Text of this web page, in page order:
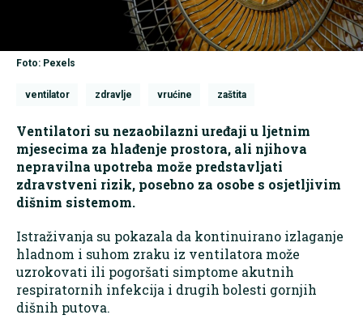
Foto: Pexels
ventilator zdravlje vrućine zaštita
Ventilatori su nezaobilazni uređaji u ljetnim
mjesecima za hlađenje prostora, ali njihova
nepravilna upotreba može predstavljati
zdravstveni rizik, posebno za osobe s osjetljivim
dišnim sistemom.
Istraživanja su pokazala da kontinuirano izlaganje
hladnom i suhom zraku iz ventilatora može
uzrokovati ili pogoršati simptome akutnih
respiratornih infekcija i drugih bolesti gornjih
dišnih putova.